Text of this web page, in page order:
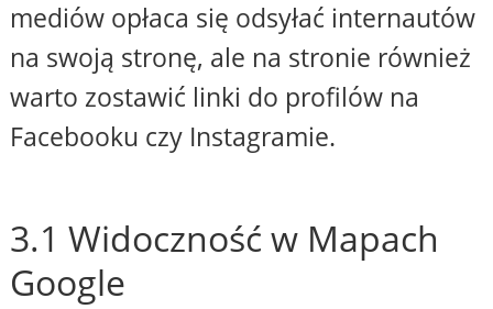
mediów opłaca się odsyłać internautów
na swoją stronę, ale na stronie również
warto zostawić linki do profilów na
Facebooku czy Instagramie.
3.1 Widoczność w Mapach
Google